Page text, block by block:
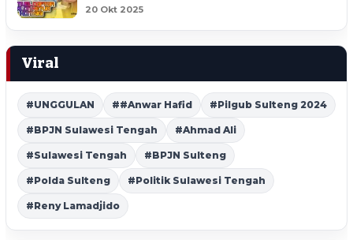
20 Okt 2025
Viral
#UNGGULAN ##Anwar Hafid #Pilgub Sulteng 2024
#BPJN Sulawesi Tengah #Ahmad Ali
#Sulawesi Tengah #BPJN Sulteng
#Polda Sulteng #Politik Sulawesi Tengah
#Reny Lamadjido